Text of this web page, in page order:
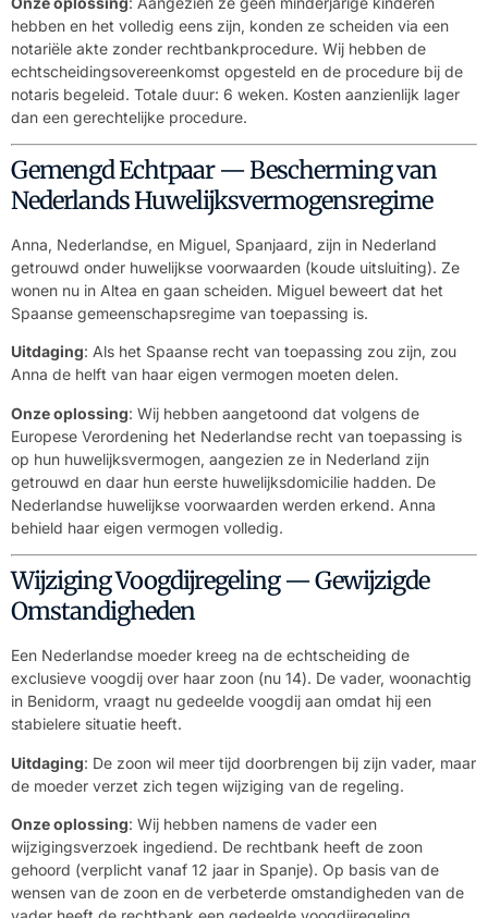
hebben en het volledig eens zijn, konden ze scheiden via een
notariële akte zonder rechtbankprocedure. Wij hebben de
echtscheidingsovereenkomst opgesteld en de procedure bij de
notaris begeleid. Totale duur: 6 weken. Kosten aanzienlijk lager
dan een gerechtelijke procedure.
Gemengd Echtpaar — Bescherming van
Nederlands Huwelijksvermogensregime
Anna, Nederlandse, en Miguel, Spanjaard, zijn in Nederland
getrouwd onder huwelijkse voorwaarden (koude uitsluiting). Ze
wonen nu in Altea en gaan scheiden. Miguel beweert dat het
Spaanse gemeenschapsregime van toepassing is.
Uitdaging: Als het Spaanse recht van toepassing zou zijn, zou
Anna de helft van haar eigen vermogen moeten delen.
Onze oplossing: Wij hebben aangetoond dat volgens de
Europese Verordening het Nederlandse recht van toepassing is
op hun huwelijksvermogen, aangezien ze in Nederland zijn
getrouwd en daar hun eerste huwelijksdomicilie hadden. De
Nederlandse huwelijkse voorwaarden werden erkend. Anna
behield haar eigen vermogen volledig.
Wijziging Voogdijregeling — Gewijzigde
Omstandigheden
Een Nederlandse moeder kreeg na de echtscheiding de
exclusieve voogdij over haar zoon (nu 14). De vader, woonachtig
in Benidorm, vraagt nu gedeelde voogdij aan omdat hij een
stabielere situatie heeft.
Uitdaging: De zoon wil meer tijd doorbrengen bij zijn vader, maar
de moeder verzet zich tegen wijziging van de regeling.
Onze oplossing: Wij hebben namens de vader een
wijzigingsverzoek ingediend. De rechtbank heeft de zoon
gehoord (verplicht vanaf 12 jaar in Spanje). Op basis van de
wensen van de zoon en de verbeterde omstandigheden van de